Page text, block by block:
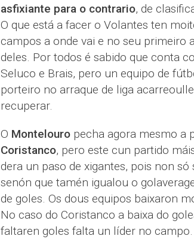
asfixiante para o contrario, de
O que está a facer o Volantes ten
campos a onde vai e no seu primeiro
deles. Por todos é sabido que conta
Seluco e Brais, pero un equipo de
porteiro no arraque de liga
recuperar.
O Montelouropecha agora mesmo a
Coristanco, pero este cun partido
dera un paso de xigantes, pois non
senón que tamén igualou o
de goles. Os dous equipos baixaron
No caso do Coristanco a baixa do
faltaren goles falta un líder no campo.